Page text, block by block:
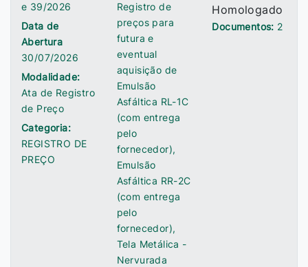
e 39/2026
Data de
Abertura
30/07/2026
Modalidade:
Ata de Registro
de Preço
Categoria:
REGISTRO DE
PREÇO
Registro de
preços para
futura e
eventual
aquisição de
Emulsão
Asfáltica RL-1C
(com entrega
pelo
fornecedor),
Emulsão
Asfáltica RR-2C
(com entrega
pelo
fornecedor),
Tela Metálica -
Nervurada
Homologado
Documentos: 2